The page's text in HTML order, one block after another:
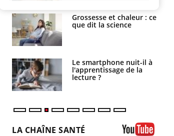
Grossesse et chaleur : ce
que dit la science
Le smartphone nuit-il à
l'apprentissage de la
lecture ?
LA CHAÎNE SANTÉ